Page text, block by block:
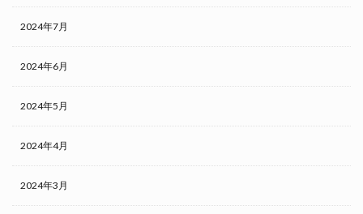
2024年7月
2024年6月
2024年5月
2024年4月
2024年3月